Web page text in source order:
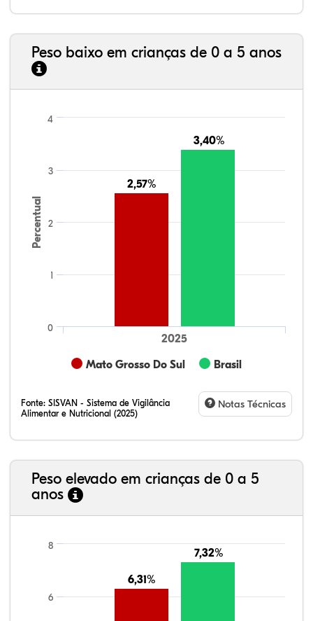
Peso baixo em crianças de 0 a 5 anos
Percentual
2,57%
2,57%
3,40%
3,40%
Mato Grosso Do Sul Brasil
2025
0
1
2
3
4
Fonte: SISVAN - Sistema de Vigilância
Alimentar e Nutricional (2025)
Notas Técnicas
Peso elevado em crianças de 0 a 5
anos
6,31%
6,31%
7,32%
7,32%
6
8
21,99%
7,16%
0,36%
66,18%
2,81%
1,50%